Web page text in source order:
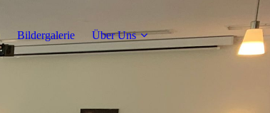
Bildergalerie Über Uns